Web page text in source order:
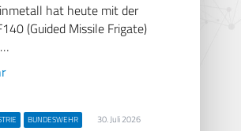
hat heute mit der
(Guided Missile Frigate)
BUNDESWEHR 30. Juli 2026